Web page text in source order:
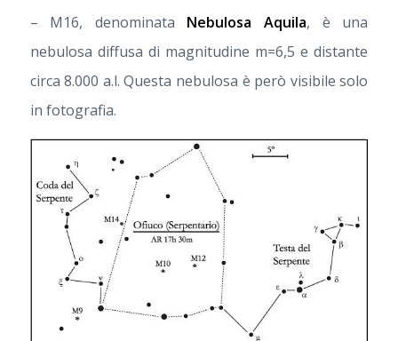
– M16, denominata Nebulosa Aquila, è una
nebulosa diffusa di magnitudine m=6,5 e distante
circa 8.000 a.l. Questa nebulosa è però visibile solo
in fotografia.